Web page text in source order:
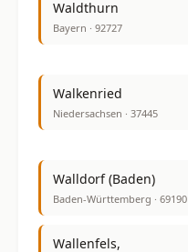
Waldthurn
Bayern · 92727
Walkenried
Niedersachsen · 37445
Walldorf (Baden)
Baden-Württemberg · 69190
Wallenfels,